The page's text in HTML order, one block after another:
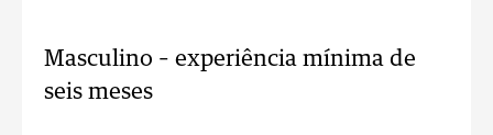
Masculino – experiência mínima de
seis meses